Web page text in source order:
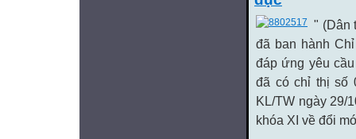
" (Dân
đã ban hành
đáp ứng yêu
đã có chỉ thị số
KL/TW ngày 29/
khóa XI về đổi